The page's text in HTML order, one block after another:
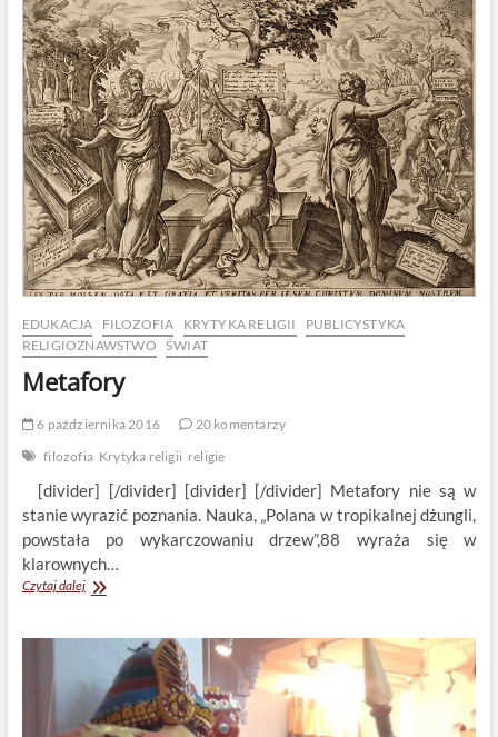
EDUKACJA FILOZOFIA KRYTYKA RELIGII
PUBLICYSTYKA
RELIGIOZNAWSTWO ŚWIAT
Metafory
6 października 2016
20 komentarzy
filozofia Krytyka religii religie
[divider] [/divider] [divider] [/divider] Metafory nie są w
stanie wyrazić poznania. Nauka, „Polana w tropikalnej dżungli,
powstała po wykarczowaniu drzew”,88 wyraża się w
klarownych…
Czytaj dalejMetafory